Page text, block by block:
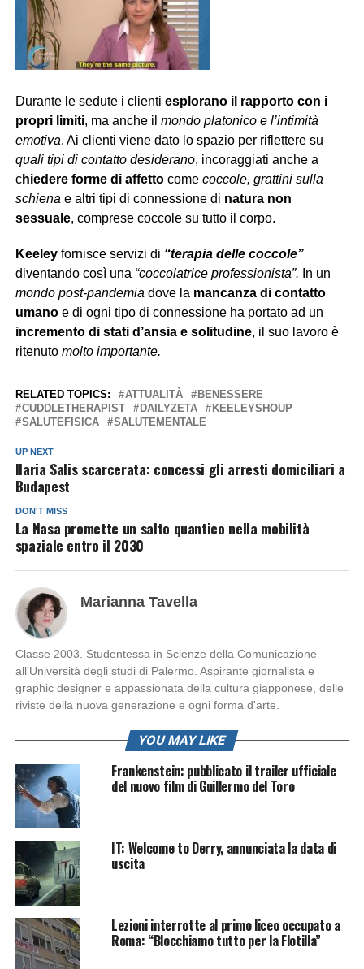
Durante le sedute i clienti esplorano il rapporto con i
propri limiti, ma anche il mondo platonico e l’intimità
emotiva. Ai clienti viene dato lo spazio per riflettere su
quali tipi di contatto desiderano, incoraggiati anche a
chiedere forme di affettocomecoccole, grattini sulla
schiena e altri tipi di connessione di natura non
sessuale, comprese coccole su tutto il corpo.
Keeleyfornisce servizi di “terapia delle coccole”
diventando così una “coccolatrice professionista”. In un
mondo post-pandemia dove la mancanza di contatto
umano e di ogni tipo di connessione ha portato ad un
incremento di stati d’ansia e solitudine, il suo lavoro è
ritenuto molto importante.
RELATED TOPICS: ATTUALITÀ
BENESSERE
CUDDLETHERAPIST
DAILYZETA
KEELEYSHOUP
SALUTEFISICA
SALUTEMENTALE
UP NEXT
Ilaria Salis scarcerata: concessi gli arresti domiciliari a
Budapest
DON'T MISS
La Nasa promette un salto quantico nella mobilità
spaziale entro il 2030
Marianna Tavella
Classe 2003. Studentessa in Scienze della Comunicazione
all'Università degli studi di Palermo. Aspirante giornalista e
graphic designer e appassionata della cultura giapponese, delle
riviste della nuova generazione e ogni forma d'arte.
YOU MAY LIKE
Frankenstein: pubblicato il trailer ufficiale
del nuovo film di Guillermo del Toro
IT: Welcome to Derry, annunciata la data di
uscita
Lezioni interrotte al primo liceo occupato a
Roma: “Blocchiamo tutto per la Flotilla”